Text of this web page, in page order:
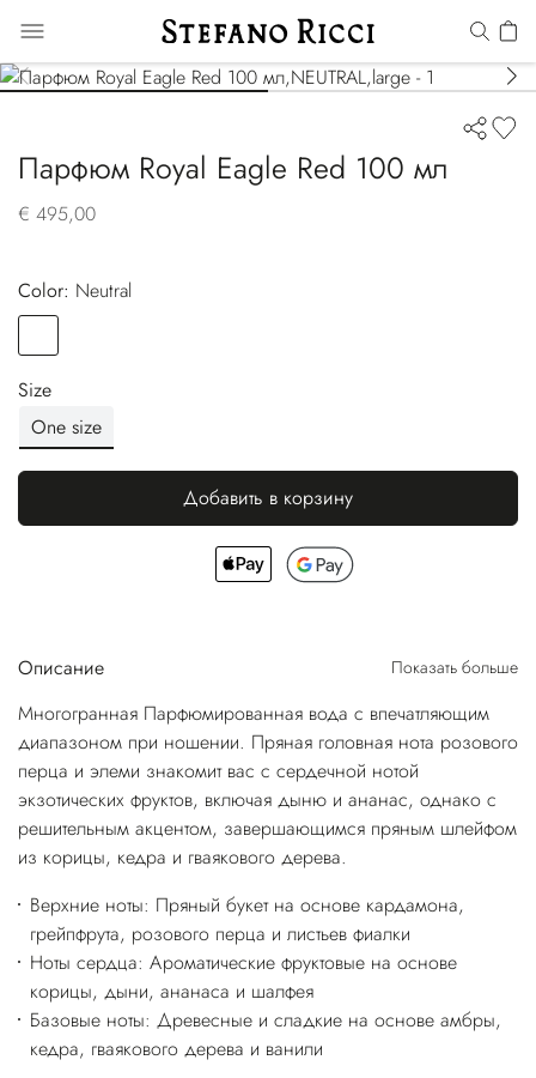
Парфюм Royal Eagle Red 100 мл
€ 495,00
Color:
neutral
Size
One size
Добавить в корзину
Описание Показать больше
Многогранная Парфюмированная вода с впечатляющим
диапазоном при ношении. Пряная головная нота розового
перца и элеми знакомит вас с сердечной нотой
экзотических фруктов, включая дыню и ананас, однако с
решительным акцентом, завершающимся пряным шлейфом
из корицы, кедра и гваякового дерева.
Верхние ноты: Пряный букет на основе кардамона,
грейпфрута, розового перца и листьев фиалки
Ноты сердца: Ароматические фруктовые на основе
корицы, дыни, ананаса и шалфея
Базовые ноты: Древесные и сладкие на основе амбры,
кедра, гваякового дерева и ванили